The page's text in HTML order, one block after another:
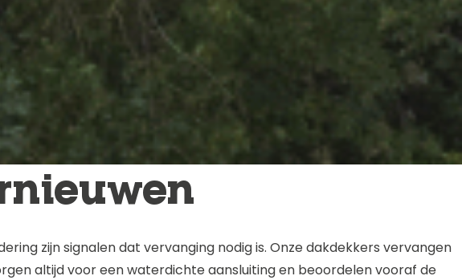
zijn signalen dat vervanging nodig is. Onze dakdekkers vervangen
altijd voor een waterdichte aansluiting en beoordelen vooraf de